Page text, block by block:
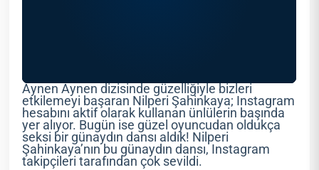
Aynen Aynen dizisinde güzelliğiyle bizleri
etkilemeyi başaran Nilperi Şahinkaya; Instagram
hesabını aktif olarak kullanan ünlülerin başında
yer alıyor. Bugün ise güzel oyuncudan oldukça
seksi bir günaydın dansı aldık! Nilperi
Şahinkaya’nın bu günaydın dansı, Instagram
takipçileri tarafından çok sevildi.